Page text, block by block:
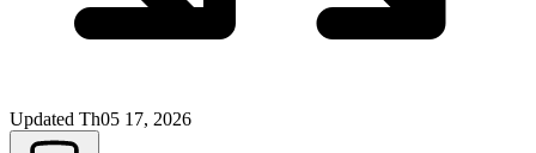
Updated Th05 17, 2026